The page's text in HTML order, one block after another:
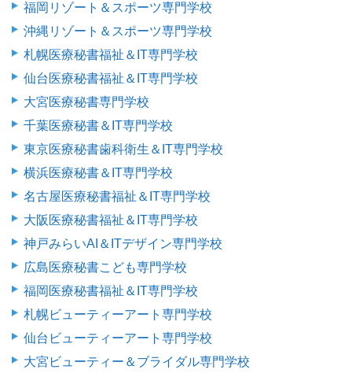
福岡リゾート＆スポーツ専門学校
沖縄リゾート＆スポーツ専門学校
札幌医療秘書福祉＆IT専門学校
仙台医療秘書福祉＆IT専門学校
大宮医療秘書専門学校
千葉医療秘書＆IT専門学校
東京医療秘書歯科衛生＆IT専門学校
横浜医療秘書＆IT専門学校
名古屋医療秘書福祉＆IT専門学校
大阪医療秘書福祉＆IT専門学校
神戸みらいAI＆ITデザイン専門学校
広島医療秘書こども専門学校
福岡医療秘書福祉＆IT専門学校
札幌ビューティーアート専門学校
仙台ビューティーアート専門学校
大宮ビューティー＆ブライダル専門学校